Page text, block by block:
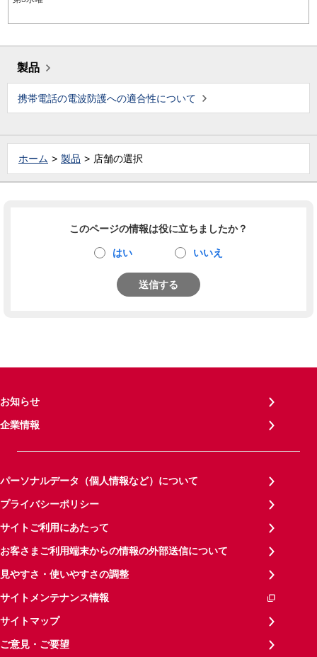
製品
携帯電話の電波防護への適合性について
ホーム 製品 店舗の選択
このページの情報は役に立ちましたか？
はい いいえ
送信する
お知らせ
企業情報
パーソナルデータ（個人情報など）について
プライバシーポリシー
サイトご利用にあたって
お客さまご利用端末からの情報の外部送信について
見やすさ・使いやすさの調整
サイトメンテナンス情報
サイトマップ
ご意見・ご要望